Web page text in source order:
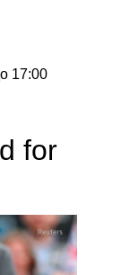
17:00
for